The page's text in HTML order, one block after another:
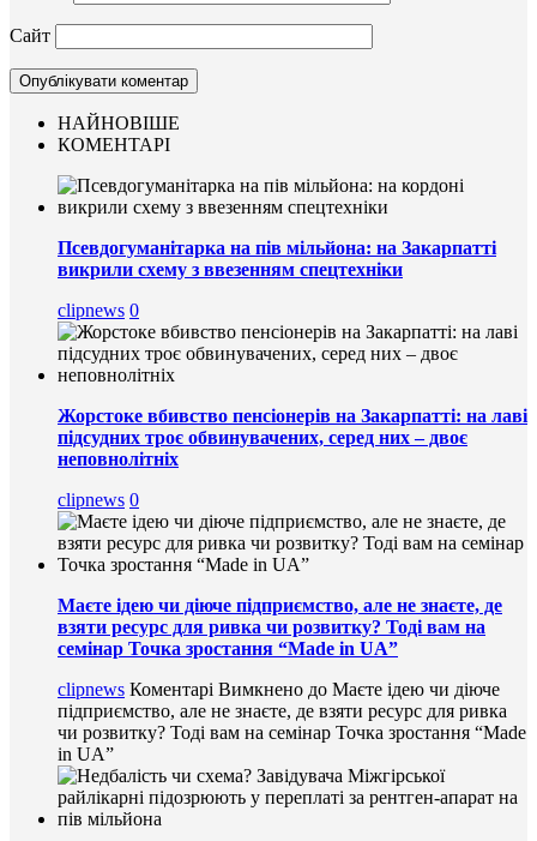
Сайт
НАЙНОВІШЕ
КОМЕНТАРІ
Псевдогуманітарка на пів мільйона: на Закарпатті
викрили схему з ввезенням спецтехніки
clipnews 0
Жорстоке вбивство пенсіонерів на Закарпатті: на лаві
підсудних троє обвинувачених, серед них – двоє
неповнолітніх
clipnews 0
Маєте ідею чи діюче підприємство, але не знаєте, де
взяти ресурс для ривка чи розвитку? Тоді вам на
семінар Точка зростання “Made in UA”
clipnews Коментарі Вимкнено до Маєте ідею чи діюче
підприємство, але не знаєте, де взяти ресурс для ривка
чи розвитку? Тоді вам на семінар Точка зростання “Made
in UA”